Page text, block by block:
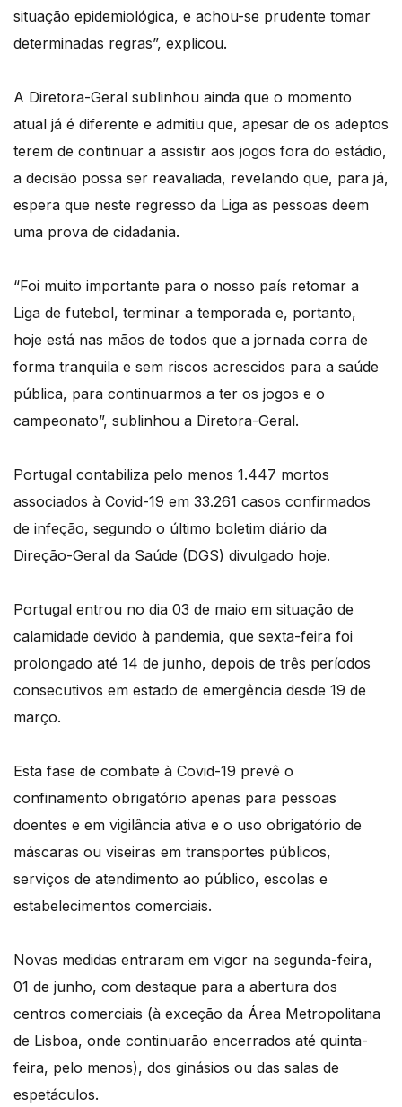
situação epidemiológica, e achou-se prudente tomar
determinadas regras”, explicou.
A Diretora-Geral sublinhou ainda que o momento
atual já é diferente e admitiu que, apesar de os adeptos
terem de continuar a assistir aos jogos fora do estádio,
a decisão possa ser reavaliada, revelando que, para já,
espera que neste regresso da Liga as pessoas deem
uma prova de cidadania.
“Foi muito importante para o nosso país retomar a
Liga de futebol, terminar a temporada e, portanto,
hoje está nas mãos de todos que a jornada corra de
forma tranquila e sem riscos acrescidos para a saúde
pública, para continuarmos a ter os jogos e o
campeonato”, sublinhou a Diretora-Geral.
Portugal contabiliza pelo menos 1.447 mortos
associados à Covid-19 em 33.261 casos confirmados
de infeção, segundo o último boletim diário da
Direção-Geral da Saúde (DGS) divulgado hoje.
Portugal entrou no dia 03 de maio em situação de
calamidade devido à pandemia, que sexta-feira foi
prolongado até 14 de junho, depois de três períodos
consecutivos em estado de emergência desde 19 de
março.
Esta fase de combate à Covid-19 prevê o
confinamento obrigatório apenas para pessoas
doentes e em vigilância ativa e o uso obrigatório de
máscaras ou viseiras em transportes públicos,
serviços de atendimento ao público, escolas e
estabelecimentos comerciais.
Novas medidas entraram em vigor na segunda-feira,
01 de junho, com destaque para a abertura dos
centros comerciais (à exceção da Área Metropolitana
de Lisboa, onde continuarão encerrados até quinta-
feira, pelo menos), dos ginásios ou das salas de
espetáculos.